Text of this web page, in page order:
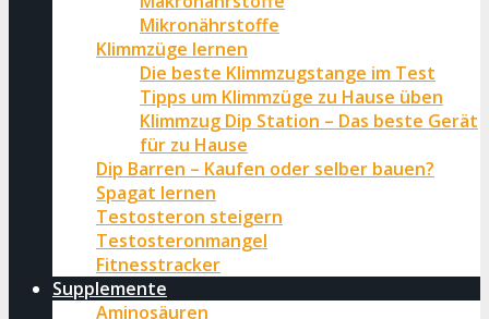
Mikronährstoffe
Klimmzüge lernen
Die beste Klimmzugstange im Test
Tipps um Klimmzüge zu Hause üben
Klimmzug Dip Station – Das beste Gerät
für zu Hause
Dip Barren – Kaufen oder selber bauen?
Spagat lernen
Testosteron steigern
Testosteronmangel
Fitnesstracker
Supplemente
Aminosäuren